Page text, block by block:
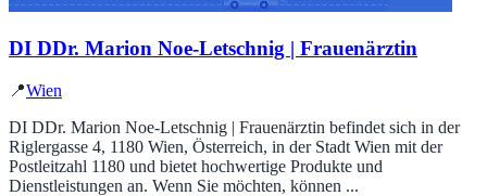
DI DDr. Marion Noe-Letschnig | Frauenärztin
📍Wien
DI DDr. Marion Noe-Letschnig | Frauenärztin befindet sich in der
Riglergasse 4, 1180 Wien, Österreich, in der Stadt Wien mit der
Postleitzahl 1180 und bietet hochwertige Produkte und
Dienstleistungen an. Wenn Sie möchten, können ...